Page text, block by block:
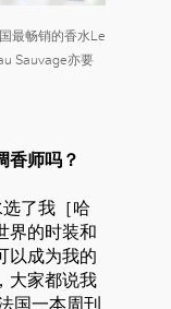
最畅销的香水Le
Sauvage亦要
香师吗？
了我［哈
界的时装和
以成为我的
大家都说我
国一本周刊